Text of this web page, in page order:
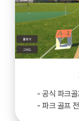
- 공식 파크
- 파크 골프